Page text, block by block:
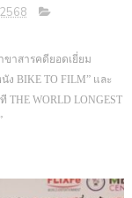
ขาสารคดียอดเยี่ยม
นัง BIKE TO FILM” และ
WORLD LONGEST